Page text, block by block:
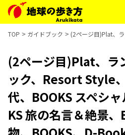
TOP ガイドブック (2ページ目)Plat、
(2ページ目)Plat、ラ
ック、Resort Style
代、BOOKS スペシ
KS 旅の名言＆絶景